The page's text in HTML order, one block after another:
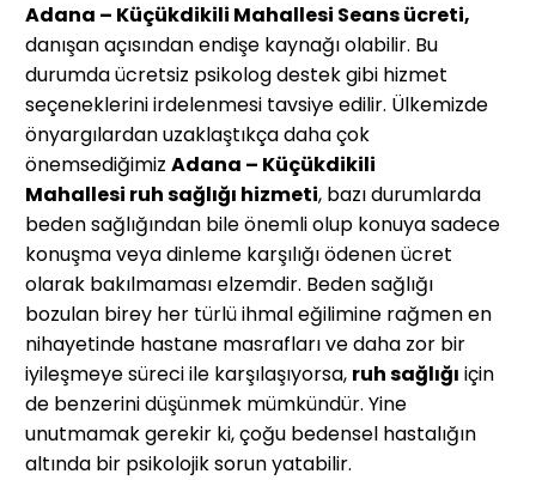
Adana – Küçükdikili Mahallesi Seans ücreti,
danışan açısından endişe kaynağı olabilir. Bu
durumda ücretsiz psikolog destek gibi hizmet
seçeneklerini irdelenmesi tavsiye edilir. Ülkemizde
önyargılardan uzaklaştıkça daha çok
önemsediğimiz Adana – Küçükdikili
Mahallesi ruh sağlığı hizmeti, bazı durumlarda
beden sağlığından bile önemli olup konuya sadece
konuşma veya dinleme karşılığı ödenen ücret
olarak bakılmaması elzemdir. Beden sağlığı
bozulan birey her türlü ihmal eğilimine rağmen en
nihayetinde hastane masrafları ve daha zor bir
iyileşmeye süreci ile karşılaşıyorsa, ruh sağlığı için
de benzerini düşünmek mümkündür. Yine
unutmamak gerekir ki, çoğu bedensel hastalığın
altında bir psikolojik sorun yatabilir.